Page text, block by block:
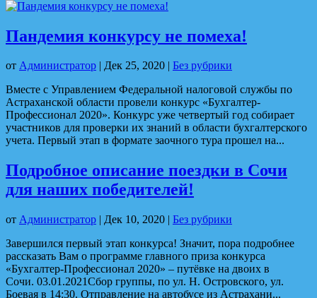
Пандемия конкурсу не помеха!
от Администратор | Дек 25, 2020 | Без рубрики
Вместе с Управлением Федеральной налоговой службы по
Астраханской области провели конкурс «Бухгалтер-
Профессионал 2020». Конкурс уже четвертый год собирает
участников для проверки их знаний в области бухгалтерского
учета. Первый этап в формате заочного тура прошел на...
Подробное описание поездки в Сочи
для наших победителей!
от Администратор | Дек 10, 2020 | Без рубрики
Завершился первый этап конкурса! Значит, пора подробнее
рассказать Вам о программе главного приза конкурса
«Бухгалтер-Профессионал 2020» – путёвке на двоих в
Сочи. 03.01.2021Сбор группы, по ул. Н. Островского, ул.
Боевая в 14:30. Отправление на автобусе из Астрахани...